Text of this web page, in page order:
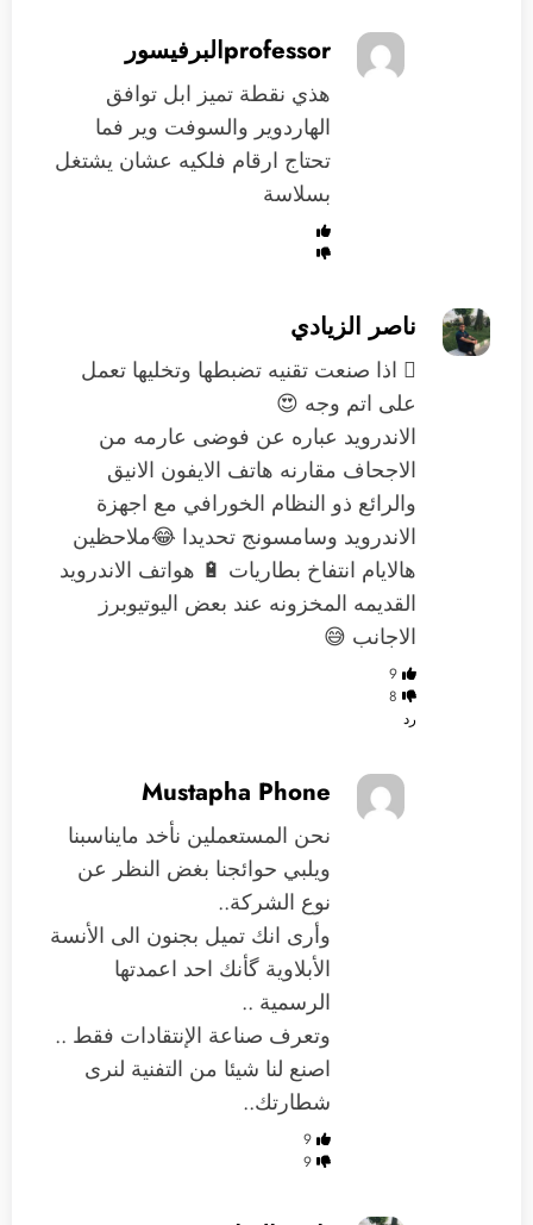
professorالبرفيسور
هذي نقطة تميز ابل توافق
الهاردوير والسوفت وير فما
تحتاج ارقام فلكيه عشان يشتغل
بسلاسة
ناصر الزيادي
 اذا صنعت تقنيه تضبطها وتخليها تعمل
على اتم وجه 😍
الاندرويد عباره عن فوضى عارمه من
الاجحاف مقارنه هاتف الايفون الانيق
والرائع ذو النظام الخورافي مع اجهزة
الاندرويد وسامسونج تحديدا 😂ملاحظين
هالايام انتفاخ بطاريات 🔋 هواتف الاندرويد
القديمه المخزونه عند بعض اليوتيوبرز
الاجانب 😅
9
8
رد
Mustapha Phone
نحن المستعملين نأخد مايناسبنا
ويلبي حوائجنا بغض النظر عن
نوع الشركة..
وأرى انك تميل بجنون الى الأنسة
الأبلاوية گأنك احد اعمدتها
الرسمية ..
وتعرف صناعة الإنتقادات فقط ..
اصنع لنا شيئا من التفنية لنرى
شطارتك..
9
9